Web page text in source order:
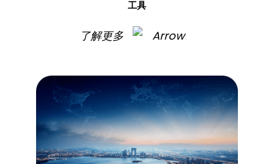
工具
了解更多